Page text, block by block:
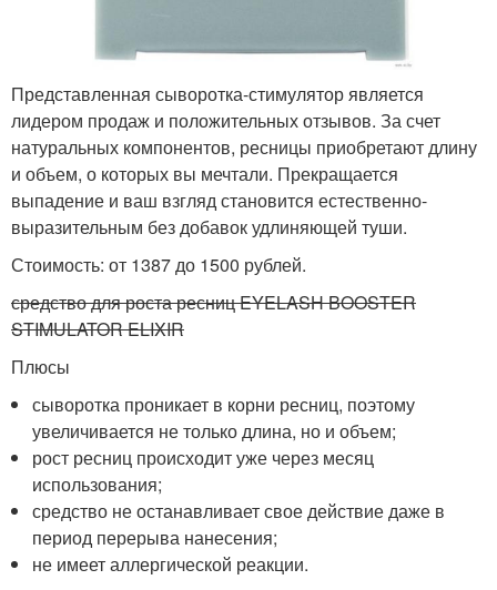
Представленная сыворотка-стимулятор является
лидером продаж и положительных отзывов. За счет
натуральных компонентов, ресницы приобретают длину
и объем, о которых вы мечтали. Прекращается
выпадение и ваш взгляд становится естественно-
выразительным без добавок удлиняющей туши.
Стоимость: от 1387 до 1500 рублей.
средство для роста ресниц EYELASH BOOSTER
STIMULATOR ELIXIR
Плюсы
сыворотка проникает в корни ресниц, поэтому
увеличивается не только длина, но и объем;
рост ресниц происходит уже через месяц
использования;
средство не останавливает свое действие даже в
период перерыва нанесения;
не имеет аллергической реакции.